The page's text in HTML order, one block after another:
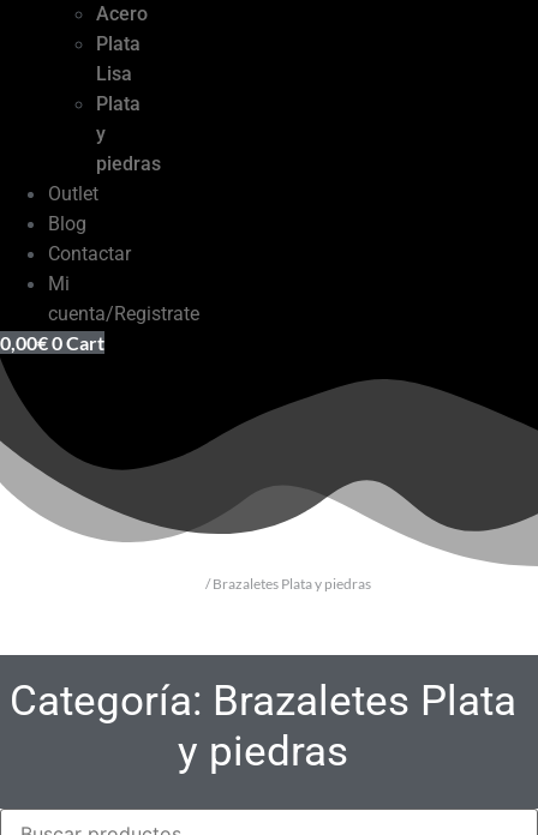
Acero
Plata
Lisa
Plata
y
piedras
Outlet
Blog
Contactar
Mi
cuenta/Registrate
0,00€0Cart
/ Brazaletes Plata y piedras
Categoría: Brazaletes Plata
y piedras
Búsqueda